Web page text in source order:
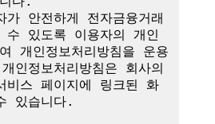
안전하게 전자금융거래
수 있도록 이용자의 개인
개인정보처리방침을 운용
인정보처리방침은 회사의
비스 페이지에 링크된 화
있습니다.